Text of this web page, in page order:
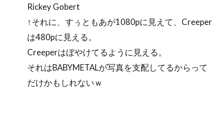
Rickey Gobert
↑それに、すぅともあが1080pに見えて、Creeper
は480pに見える。
Creeperはぼやけてるように見える。
それはBABYMETALが写真を支配してるからって
だけかもしれないｗ